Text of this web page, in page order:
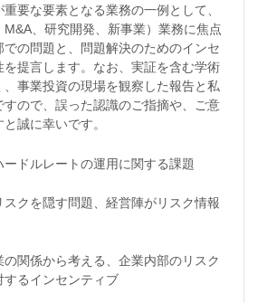
要な要素となる業務の一例として、
、研究開発、新事業）業務に焦点
での問題と、問題解決のためのインセ
を提言します。なお、実証を含む学術
、事業投資の現場を観察した報告と私
すので、誤った認識のご指摘や、ご意
誠に幸いです。
ドルレートの運用に関する課題
クを隠す問題、経営陣がリスク情報
関係から考える、企業内部のリスク
するインセンティブ